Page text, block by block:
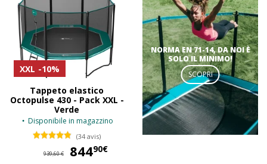
XXL -10%
Tappeto elastico
Octopulse 430 - Pack XXL -
Verde
Disponibile in magazzino
(34 avis)
939,60 € 84490€
NORMA EN 71-14, DA NOI È
SOLO IL MINIMO!
SCOPRI